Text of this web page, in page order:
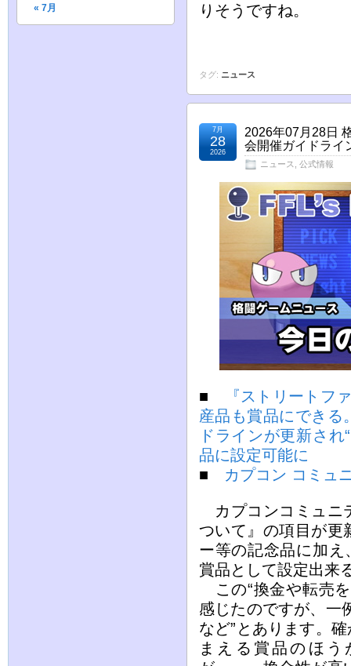
りそうですね。
タグ: ニュース
2026年07月28日
会開催ガイドライ
ニュース 公式情報
7月
28
2026
■
『ストリートフ
産品も賞品にできる
ドラインが更新さ
品に設定可能に
■ カプコン コミュ
カプコンコミュニ
ついて』の項目が更
ー等の記念品に加え
賞品として設定出来
この“換金や転売
感じたのですが、一
など”とあります。
まえる賞品のほ
« 7月